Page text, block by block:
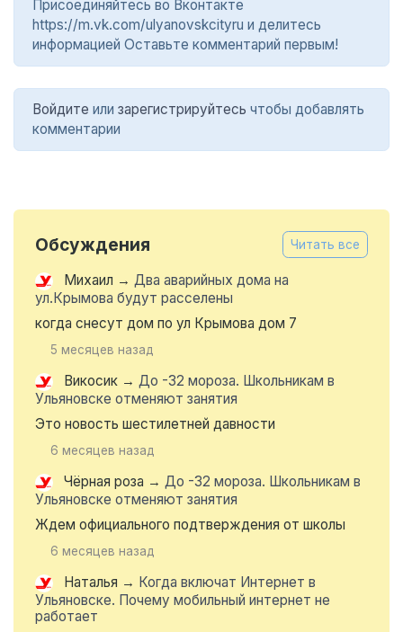
Присоединяйтесь во Вконтакте
https://m.vk.com/ulyanovskcityru и делитесь
информацией Оставьте комментарий первым!
Войдите или зарегистрируйтесь чтобы добавлять
комментарии
Обсуждения Читать все
Михаил → Два аварийных дома на
ул.Крымова будут расселены
когда снесут дом по ул Крымова дом 7
5 месяцев назад
Викосик → До -32 мороза. Школьникам в
Ульяновске отменяют занятия
Это новость шестилетней давности
6 месяцев назад
Чёрная роза → До -32 мороза. Школьникам в
Ульяновске отменяют занятия
Ждем официального подтверждения от школы
6 месяцев назад
Наталья → Когда включат Интернет в
Ульяновске. Почему мобильный интернет не
работает